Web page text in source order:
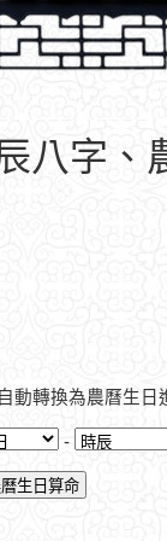
八字、
動轉換為農曆生日
-